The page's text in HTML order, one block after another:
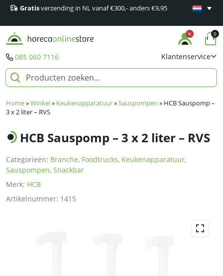
Gratisverzending in NL vanaf €300,- anders €9,95
Minimaal
085 060 7116 Klantenservice
0
Home»Winkel» Keukenapparatuur»Sauspompen » HCB Sauspomp –
3 x 2 liter – RVS
HCB Sauspomp – 3 x 2 liter – RVS
Categorieën: Branche, Foodtrucks, Keukenapparatuur,
Sauspompen, Snackbar
Merk: HCB
Artikelnummer: 1415